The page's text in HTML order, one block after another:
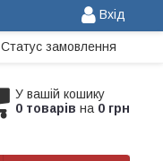
Вхід
Статус замовлення
У вашій кошику
0 товарів на 0 грн